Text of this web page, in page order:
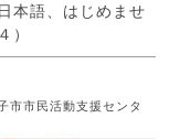
本語、はじめませ
）
市市民活動支援センタ